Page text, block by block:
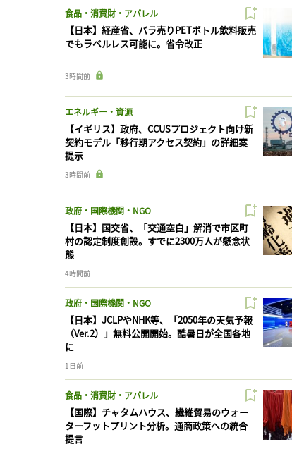
食品・消費財・アパレル
【日本】経産省、バラ売りPETボトル飲料販売
でもラベルレス可能に。省令改正
3時間前
エネルギー・資源
【イギリス】政府、CCUSプロジェクト向け新
契約モデル「移行期アクセス契約」の詳細案
提示
3時間前
政府・国際機関・NGO
【日本】国交省、「交通空白」解消で市区町
村の認定制度創設。すでに2300万人が懸念状
態
4時間前
政府・国際機関・NGO
【日本】JCLPやNHK等、「2050年の天気予報
（Ver.2）」無料公開開始。酷暑日が全国各地
に
1日前
食品・消費財・アパレル
【国際】チャタムハウス、繊維貿易のウォー
ターフットプリント分析。通商政策への統合
提言